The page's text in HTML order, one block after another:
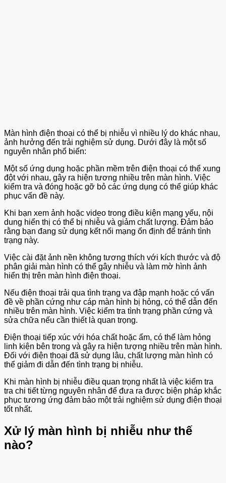
Màn hình điện thoại có thể bị nhiễu vì nhiều lý do khác nhau,
ảnh hưởng đến trải nghiệm sử dụng. Dưới đây là một số
nguyên nhân phổ biến:
Một số ứng dụng hoặc phần mềm trên điện thoại có thể xung
đột với nhau, gây ra hiện tương nhiều trên màn hình. Việc
kiểm tra và đóng hoặc gỡ bỏ các ứng dụng có thể giúp khác
phục vấn đề này.
Khi bạn xem ảnh hoặc video trong điều kiện mạng yếu, nội
dung hiển thị có thể bị nhiễu và giảm chất lượng. Đảm bảo
rằng bạn đang sử dụng kết nối mạng ổn định để tránh tình
trạng này.
Việc cài đặt ảnh nền không tương thích với kích thước và độ
phân giải màn hình có thể gây nhiễu và làm mờ hình ảnh
hiển thị trên màn hình điện thoại.
Nếu điện thoại trải qua tình trạng va đập mạnh hoặc có vấn
đề về phần cứng như cáp màn hình bị hỏng, có thể dẫn đến
nhiều trên màn hình. Việc kiểm tra tình trạng phần cứng và
sửa chữa nếu cần thiết là quan trọng.
Điện thoại tiếp xúc với hóa chất hoặc ẩm, có thể làm hỏng
linh kiện bên trong và gây ra hiện tượng nhiều trên màn hình.
Đối với điện thoại đã sử dụng lâu, chất lượng màn hình có
thể giảm đi dẫn đến tình trạng bị nhiễu.
Khi màn hình bị nhiễu điều quan trọng nhất là việc kiểm tra
tra chi tiết từng nguyên nhân để đưa ra được biện pháp khắc
phục tương ứng đảm bảo một trải nghiệm sử dụng điện thoại
tốt nhất.
Xử lý màn hình bị nhiễu như thế
nào?